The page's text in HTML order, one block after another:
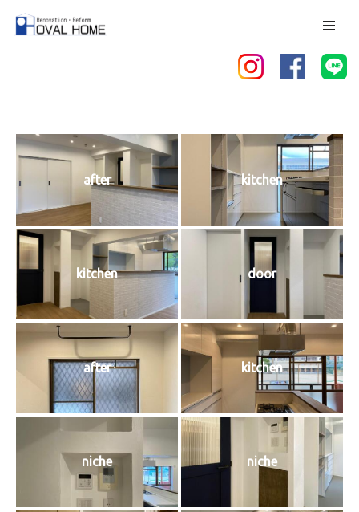
ツ
へ
ッ
プ
after kitchen
kitchen door
after kitchen
niche niche